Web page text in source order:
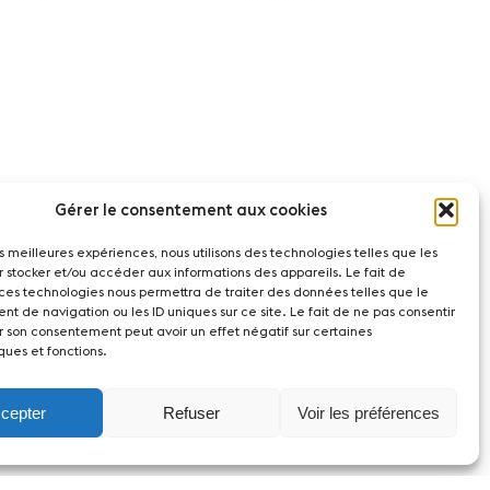
Gérer le consentement aux cookies
meilleures expériences, nous utilisons des technologies telles que les
stocker et/ou accéder aux informations des appareils. Le fait de
technologies nous permettra de traiter des données telles que le
de navigation ou les ID uniques sur ce site. Le fait de ne pas consentir
son consentement peut avoir un effet négatif sur certaines
et fonctions.
Refuser Voir les préférences